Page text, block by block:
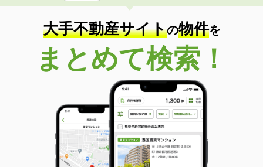
専有面積 25.67m²
間取り
ワンルーム
兵庫県三木市志染町東自由が丘１丁目
価 格
6万円
兵庫県三木市志染町東自由が丘１丁目
22.77m²
間取り
ワンルーム
兵庫県明石市朝霧町３丁目
価 格
5.80万円
大手不動産サイトの物件を
まとめて検索！